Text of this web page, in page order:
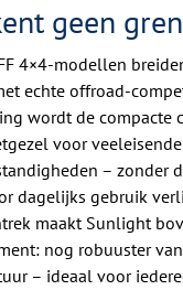
geen
4×4-modellen
echte offroad-
wordt de compacte
voor
– zonder
dagelijks gebruik
maakt Sunlight
nog robuuster
– ideaal voor